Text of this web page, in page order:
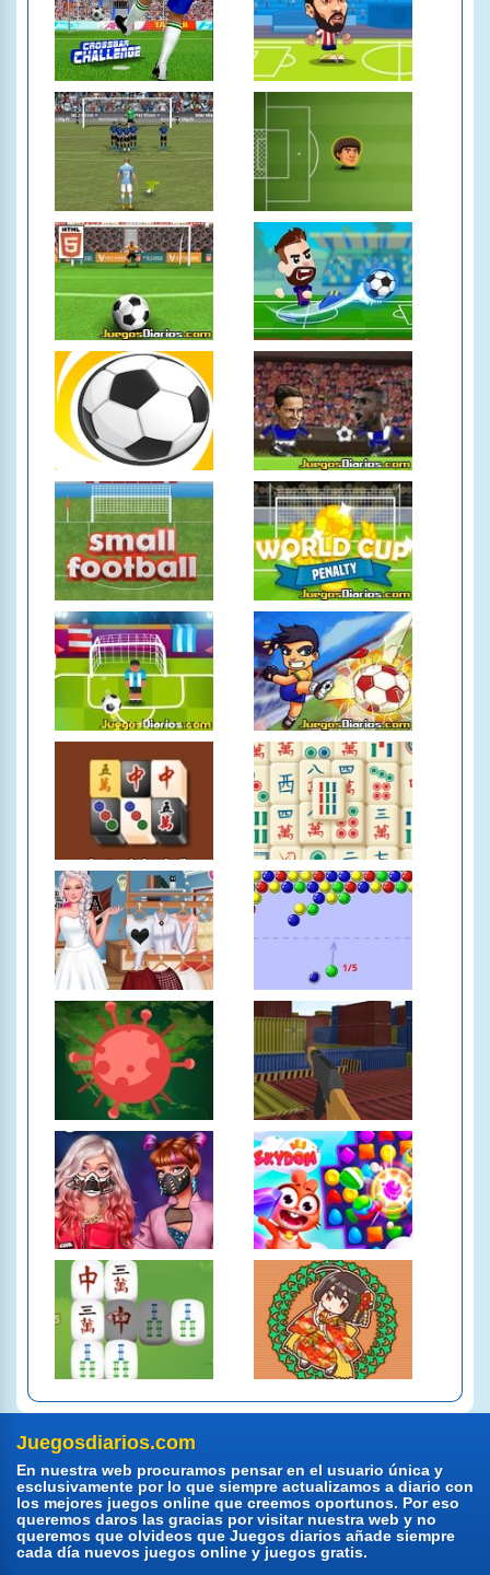
Juegosdiarios.com
En nuestra web procuramos pensar en el usuario única y
esclusivamente por lo que siempre actualizamos a diario con
los mejores juegos online que creemos oportunos. Por eso
queremos daros las gracias por visitar nuestra web y no
queremos que olvideos que Juegos diarios añade siempre
cada día nuevos juegos online y juegos gratis.